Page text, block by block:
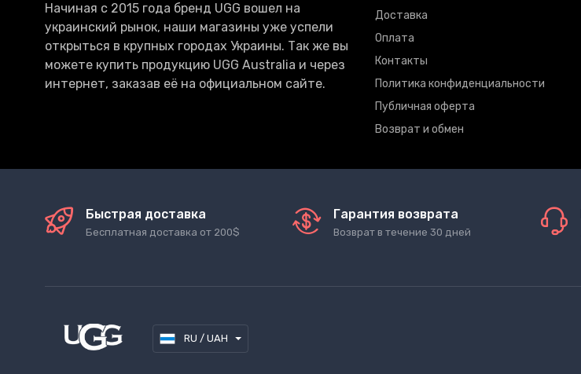
Начиная с 2015 года бренд UGG вошел на
украинский рынок, наши магазины уже успели
открыться в крупных городах Украины. Так же вы
можете купить продукцию UGG Australia и через
интернет, заказав её на официальном сайте.
Доставка
Оплата
Контакты
Политика конфиденциальности
Публичная оферта
Возврат и обмен
Быстрая доставка
Бесплатная доставка от 200$
Гарантия возврата
Возврат в течение 30 дней
RU / UAH